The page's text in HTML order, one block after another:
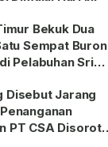
Bekuk Dua
Sempat Buron
Pelabuhan Sri
Disebut Jarang
PT CSA Disorot